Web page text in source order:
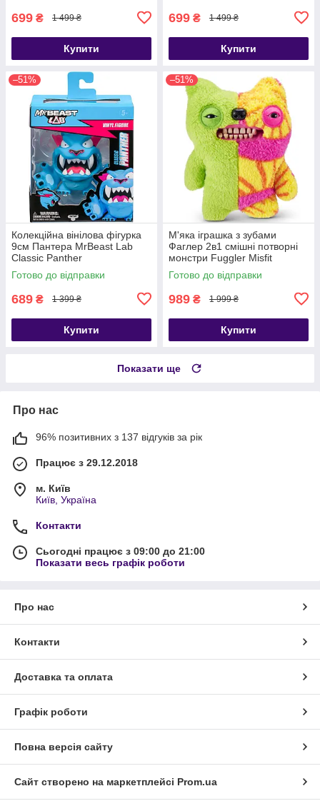
699 ₴ 1 499 ₴
Купити
699 ₴ 1 499 ₴
Купити
–51%
Колекційна вінілова фігурка
9см Пантера MrBeast Lab
Classic Panther
Готово до відправки
689 ₴ 1 399 ₴
Купити
–51%
М'яка іграшка з зубами
Фаглер 2в1 смішні потворні
монстри Fuggler Misfit
Monsters Munch Tooth
Готово до відправки
989 ₴ 1 999 ₴
Купити
Показати ще
Про нас
96% позитивних з 137 відгуків за рік
Працює з 29.12.2018
м. Київ
Київ, Україна
Контакти
Сьогодні працює з 09:00 до 21:00
Показати весь графік роботи
Про нас
Контакти
Доставка та оплата
Графік роботи
Повна версія сайту
Сайт створено на маркетплейсі Prom.ua